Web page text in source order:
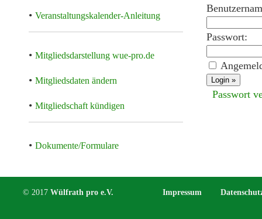
Passwort:
Passwort
•Veranstaltungskalender-Anleitung
•Mitgliedsdarstellung wue-pro.de
•Mitgliedsdaten ändern
•Mitgliedschaft kündigen
•Dokumente/Formulare
© 2017 Wülfrath pro e.V. Impressum